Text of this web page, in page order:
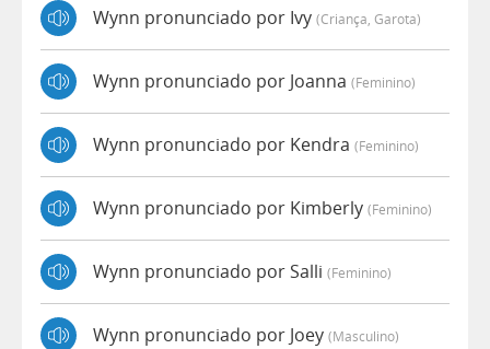
Wynn pronunciado por Ivy (criança, Garota)
Wynn pronunciado por Joanna (feminino)
Wynn pronunciado por Kendra (feminino)
Wynn pronunciado por Kimberly (feminino)
Wynn pronunciado por Salli (feminino)
Wynn pronunciado por Joey (masculino)